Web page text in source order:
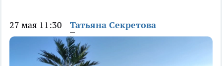
27 мая 11:30 Татьяна Секретова